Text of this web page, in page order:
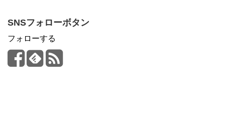
SNSフォローボタン
フォローする